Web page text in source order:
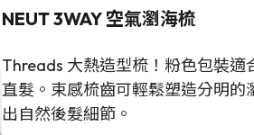
NEUT 3WAY空氣瀏海梳
Threads 大熱造型梳！粉色包裝
直髮。束感梳齒可輕鬆塑造分明
出自然後髮細節。